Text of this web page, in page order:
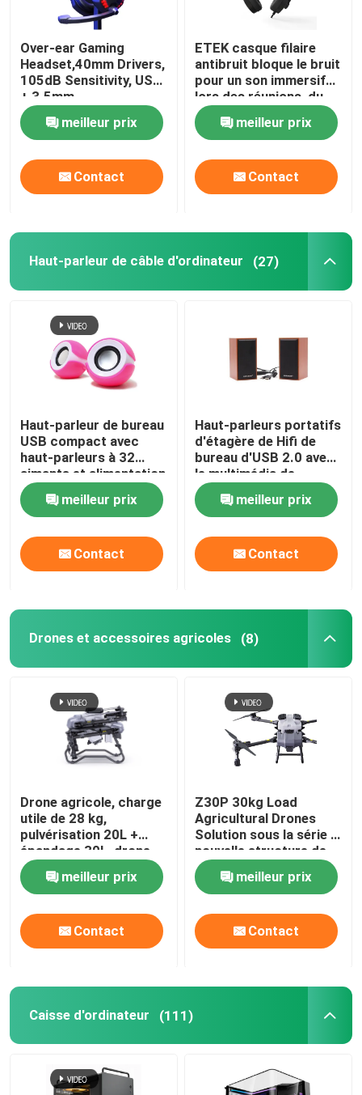
Cable de données à grande vitesse
Ventilateurs portables
Masseur musculaire
Webcam d'USB de PC
Les sources d'alimentation ATX
Over-ear Gaming
Headset,40mm Drivers,
105dB Sensitivity, USB
+ 3.5mm,
Omnidirectional Mic,
1.8M Cable, 20-20KHz
Frequency
meilleur prix
Contact
ETEK casque filaire
antibruit bloque le bruit
pour un son immersif
lors des réunions, du
travail ou des jeux
meilleur prix
Contact
Haut-parleur de câble d'ordinateur (27)
Haut-parleur de bureau
USB compact avec
haut-parleurs à 32
aimants et alimentation
USB 5V Plug-and-Play
en bleu et rose
meilleur prix
Contact
Haut-parleurs portatifs
d'étagère de Hifi de
bureau d'USB 2.0 avec
le multimédia de
subwoofer
meilleur prix
Contact
Drones et accessoires agricoles (8)
Drone agricole, charge
utile de 28 kg,
pulvérisation 20L +
épandage 30L, drone
agricole double mode
meilleur prix
Contact
Z30P 30kg Load
Agricultural Drones
Solution sous la série Z
nouvelle structure de
poutre et les bras
pliants en forme de Z
meilleur prix
Contact
Caisse d'ordinateur (111)